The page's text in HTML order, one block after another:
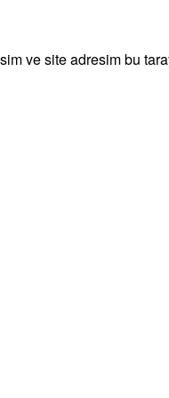
ve site adresim bu